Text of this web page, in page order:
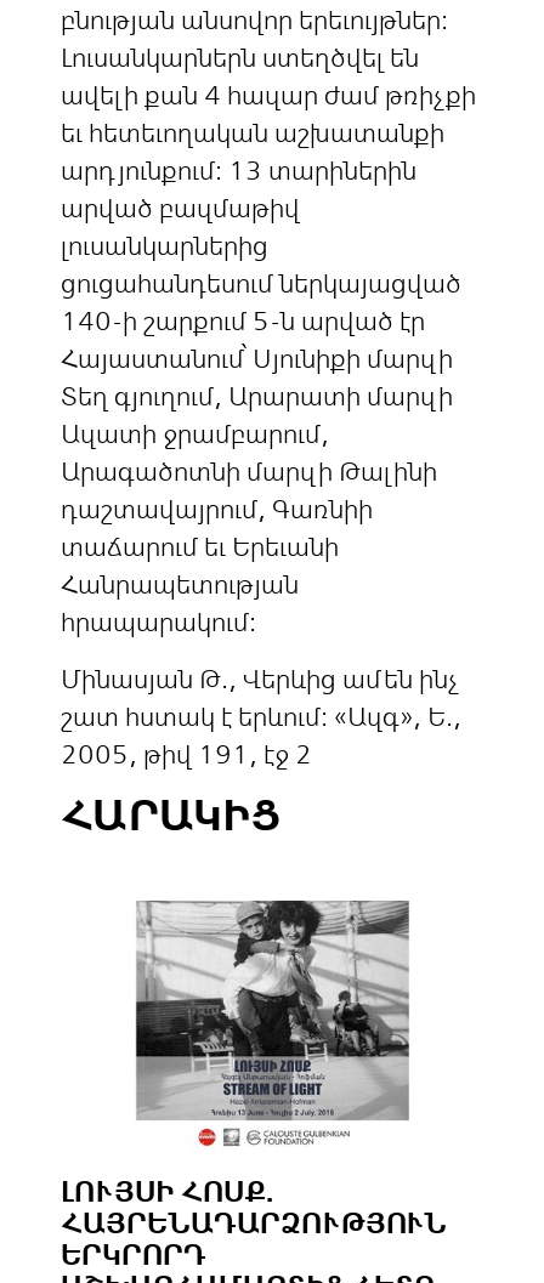
բնության անսովոր երեւույթներ:
Լուսանկարներն ստեղծվել են
ավելի քան 4 հազար ժամ թռիչքի
եւ հետեւողական աշխատանքի
արդյունքում: 13 տարիներին
արված բազմաթիվ
լուսանկարներից
ցուցահանդեսում ներկայացված
140-ի շարքում 5-ն արված էր
Հայաստանում՝ Սյունիքի մարզի
Տեղ գյուղում, Արարատի մարզի
Ազատի ջրամբարում,
Արագածոտնի մարզի Թալինի
դաշտավայրում, Գառնիի
տաճարում եւ Երեւանի
Հանրապետության
հրապարակում:
Մինասյան Թ., Վերևից ամեն ինչ
շատ հստակ է երևում: «Ազգ», Ե.,
2005, թիվ 191, էջ 2
ՀԱՐԱԿԻՑ
ԼՈՒՅՍԻ ՀՈՍՔ.
ՀԱՅՐԵՆԱԴԱՐՁՈՒԹՅՈՒՆ
ԵՐԿՐՈՐԴ